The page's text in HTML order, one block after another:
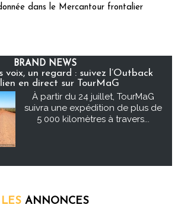
dans le Mercantour frontalier
BRAND NEWS
voix, un regard : suivez l’Outback
en direct sur TourMaG
À partir du 24 juillet, TourMaG
suivra une expédition de plus de
5 000 kilomètres à travers...
LES ANNONCES